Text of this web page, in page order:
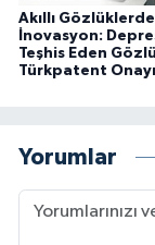
Akıllı
İnovasyon:
Teşhis Eden
Türkpatent Onayı
Yorumlar